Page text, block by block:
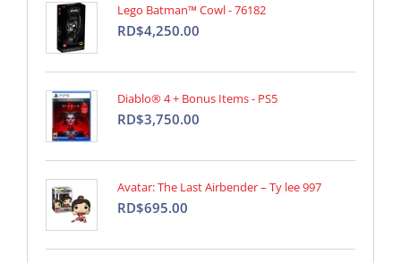
Lego Batman™ Cowl - 76182
RD$4,250.00
Diablo® 4 + Bonus Items - PS5
RD$3,750.00
Avatar: The Last Airbender – Ty lee 997
RD$695.00